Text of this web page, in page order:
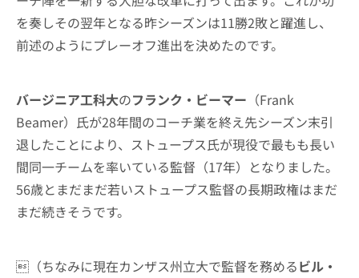
を奏しその翌年となる昨シーズンは11勝2敗と躍進し、
前述のようにプレーオフ進出を決めたのです。
バージニア工科大のフランク・ビーマー （Frank
Beamer）氏が28年間のコーチ業を終え先シーズン末引
退したことにより、ストュープス氏が現役で最もも長い
間同一チームを率いている監督（17年）となりました。
56歳とまだまだ若いストュープス監督の長期政権はまだ
まだ続きそうです。
（ちなみに現在カンザス州立大で監督を務めるビル・